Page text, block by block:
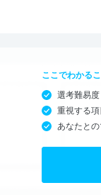
ここでわかる
選考難易度
重視する項
あなたと